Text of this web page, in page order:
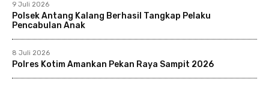
9 Juli 2026
Polsek Antang Kalang Berhasil Tangkap Pelaku
Pencabulan Anak
8 Juli 2026
Polres Kotim Amankan Pekan Raya Sampit 2026